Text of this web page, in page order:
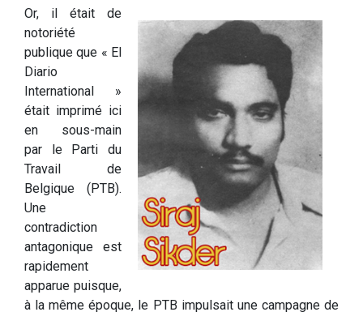
Or, il était de
notoriété
publique que « El
Diario
International »
était imprimé ici
en sous-main
par le Parti du
Travail de
Belgique (PTB).
Une
contradiction
antagonique est
rapidement
apparue puisque,
à la même époque, le PTB impulsait une campagne de